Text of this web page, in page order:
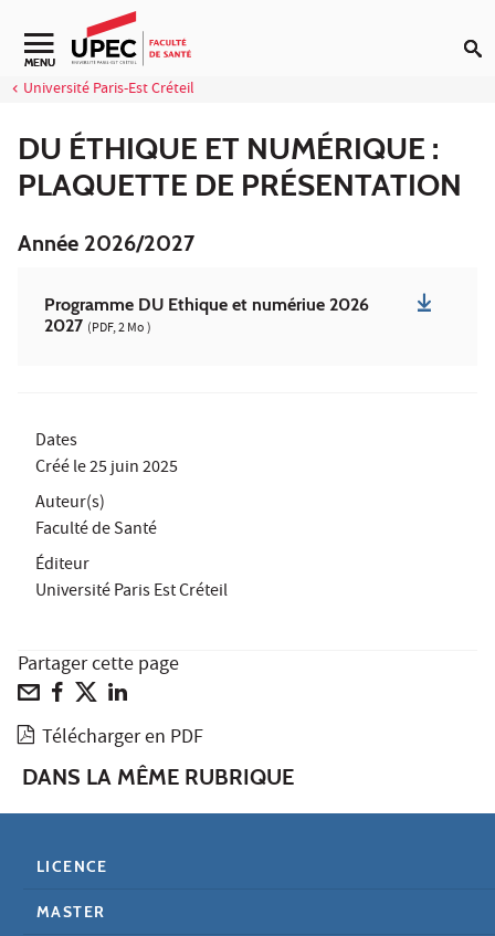
Aller au contenu
Navigation secondaire
MENU
Université Paris-Est Créteil
DU ÉTHIQUE ET NUMÉRIQUE :
PLAQUETTE DE PRÉSENTATION
Année 2026/2027
Programme DU Ethique et numériue 2026
2027 (PDF, 2 Mo )
Dates
Créé le25 juin 2025
Auteur(s)
Faculté de Santé
Éditeur
Université Paris Est Créteil
Partager cette page
Télécharger en PDF
DANS LA MÊME RUBRIQUE
LICENCE
MASTER